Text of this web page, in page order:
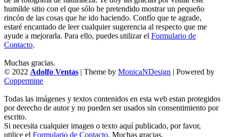
humilde sitio con el que sólo he pretendido mostrar un pequeño
rincón de las cosas que he ido haciendo. Confío que te agrade,
estaré encantado de leer cualquier sugerencia al respecto que me
ayude a mejorarla. Para ello, puedes utilizar el Formulario de
Contacto.
Muchas gracias.
© 2022 Adolfo Ventas | Theme by MonicaNDesign | Powered by
Coppermine
Todas las imágenes y textos contenidos en esta web estan protegidos
por derecho de autor y no pueden ser usados sin consentimiento por
escrito.
Si necesita cualquier imagen o texto aquí publicado, por favor,
utilice el Formulario de Contacto. Muchas gracias.